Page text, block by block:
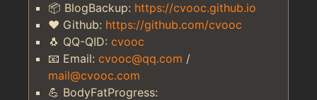
📦 BlogBackup: https://cvooc.github.io
❤️ Github: https://github.com/cvooc
🐧 QQ-QID:cvooc
📧 Email:cvooc@qq.com /
mail@cvooc.com
💪 BodyFatProgress: